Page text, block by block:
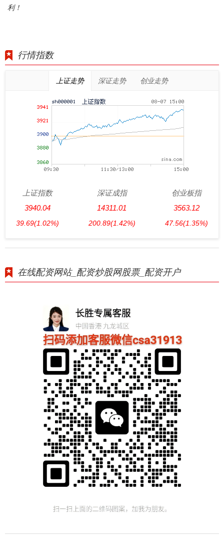
利！
行情指数
上证走势 深证走势 创业走势
上证指数
3940.04
39.69(1.02%)
深证成指
14311.01
200.89(1.42%)
创业板指
3563.12
47.56(1.35%)
在线配资网站_配资炒股网股票_配资开户